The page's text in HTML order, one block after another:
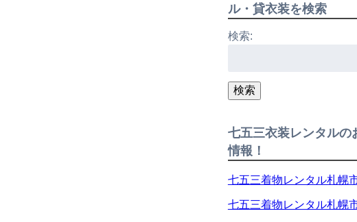
ル・貸衣装を検索
検索:
検索
七五三衣装レンタルの
情報！
七五三着物レンタル札幌
七五三着物レンタル札幌